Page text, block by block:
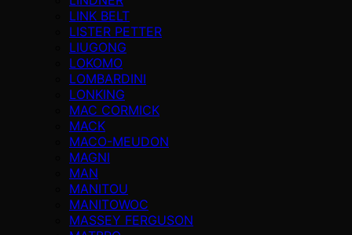
LINK BELT
LISTER PETTER
LIUGONG
LOKOMO
LOMBARDINI
LONKING
MAC CORMICK
MACK
MACO-MEUDON
MAGNI
MAN
MANITOU
MANITOWOC
MASSEY FERGUSON